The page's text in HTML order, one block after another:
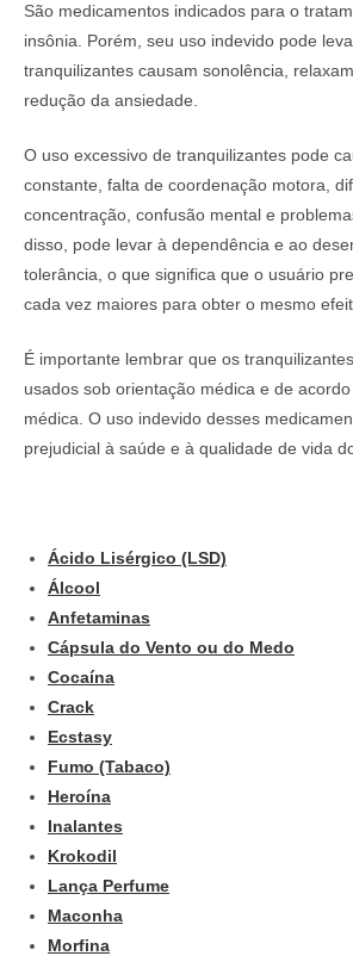
São medicamentos indicados para o
insônia. Porém, seu uso indevido pode
tranquilizantes causam sonolência,
redução da ansiedade.
O uso excessivo de tranquilizantes pode
constante, falta de coordenação motora,
concentração, confusão mental e
disso, pode levar à dependência e ao
tolerância, o que significa que o usuário
cada vez maiores para obter o mesmo
É importante lembrar que os
usados sob orientação médica e de
médica. O uso indevido desses
prejudicial à saúde e à qualidade de vida
Ácido Lisérgico (LSD)
Álcool
Anfetaminas
Cápsula do Vento ou do Medo
Cocaína
Crack
Ecstasy
Fumo (Tabaco)
Heroína
Inalantes
Krokodil
Lança Perfume
Maconha
Morfina